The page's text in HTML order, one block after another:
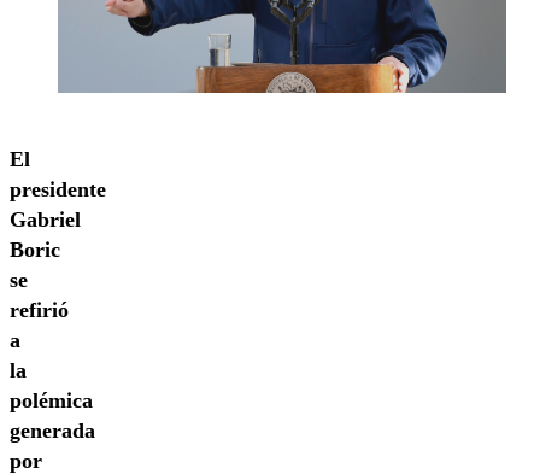
El
presidente
Gabriel
Boric
se
refirió
a
la
polémica
generada
por